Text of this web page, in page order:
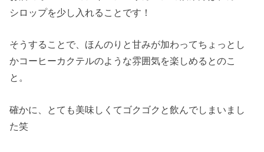
シロップを少し入れることです！
そうすることで、ほんのりと甘みが加わってちょっとし
かコーヒーカクテルのような雰囲気を楽しめるとのこ
と。
確かに、とても美味しくてゴクゴクと飲んでしまいまし
た笑